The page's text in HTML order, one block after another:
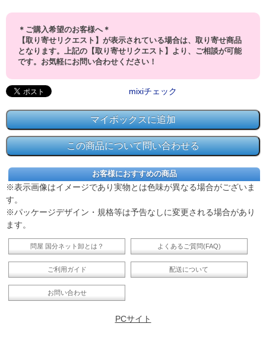
＊ご購入希望のお客様へ＊
【取り寄せリクエスト】が表示されている場合は、取り寄せ商品
となります。上記の【取り寄せリクエスト】より、ご相談が可能
です。お気軽にお問い合わせください！
mixiチェック
お客様におすすめの商品
※表示画像はイメージであり実物とは色味が異なる場合がございま
す。
※パッケージデザイン・規格等は予告なしに変更される場合があり
ます。
問屋 国分ネット卸とは？ よくあるご質問(FAQ)
ご利用ガイド 配送について
お問い合わせ
PCサイト